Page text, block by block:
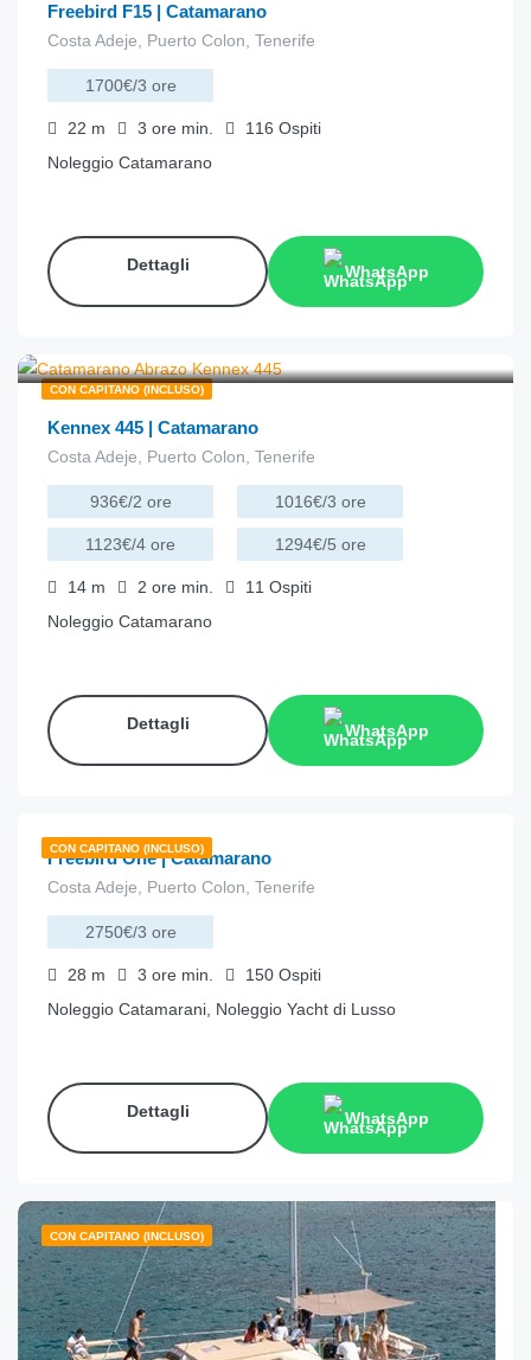
Freebird F15 | Catamarano
Costa Adeje, Puerto Colon, Tenerife
1700€/3 ore
22 m 3 ore min. 116 Ospiti
Noleggio Catamarano
Dettagli WhatsApp
CON CAPITANO (INCLUSO)
Kennex 445 | Catamarano
Costa Adeje, Puerto Colon, Tenerife
936€/2 ore 1016€/3 ore
1123€/4 ore 1294€/5 ore
14 m 2 ore min. 11 Ospiti
Noleggio Catamarano
Dettagli WhatsApp
CON CAPITANO (INCLUSO)
€
Freebird One | Catamarano
Costa Adeje, Puerto Colon, Tenerife
2750€/3 ore
28 m 3 ore min. 150 Ospiti
Noleggio Catamarani, Noleggio Yacht di Lusso
Dettagli WhatsApp
CON CAPITANO (INCLUSO)